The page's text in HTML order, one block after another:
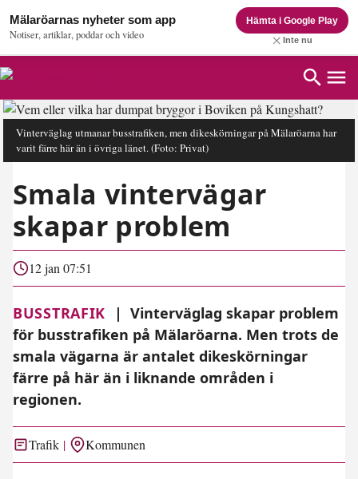
Mälaröarnas nyheter som app
Notiser, artiklar, poddar och video
Hämta i Google Play
Inte nu
Vinterväglag utmanar busstrafiken, men dikeskörningar på Mälaröarna har
varit färre här än i övriga länet.(Foto: Privat)
Smala vintervägar
skapar problem
12 jan 07:51
BUSSTRAFIK | Vinterväglag skapar problem
för busstrafiken på Mälaröarna. Men trots de
smala vägarna är antalet dikeskörningar
färre på här än i liknande områden i
regionen.
Trafik Kommunen